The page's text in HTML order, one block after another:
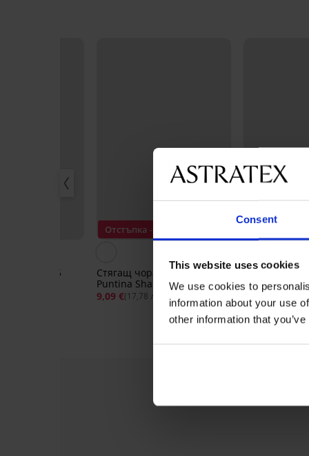
Consent
This website uses cookies
We use cookies to
information about your use
other information that
Dalia 15
Отстъпка -30%
Стягащ чорапогащник
Puntina Shapеr 20 DEN
9,09 €(17,78 лв.) 12,99 €
20 DEN
6,99 €
(13,67 лв.)